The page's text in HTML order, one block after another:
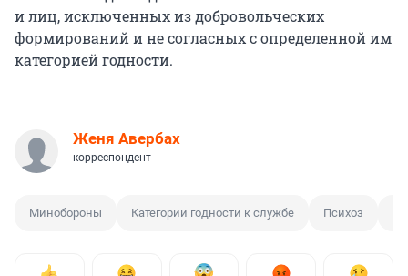
и лиц, исключенных из добровольческих
формирований и не согласных с определенной им
категорией годности.
Женя Авербах
корреспондент
Минобороны Категории годности к службе Психоз